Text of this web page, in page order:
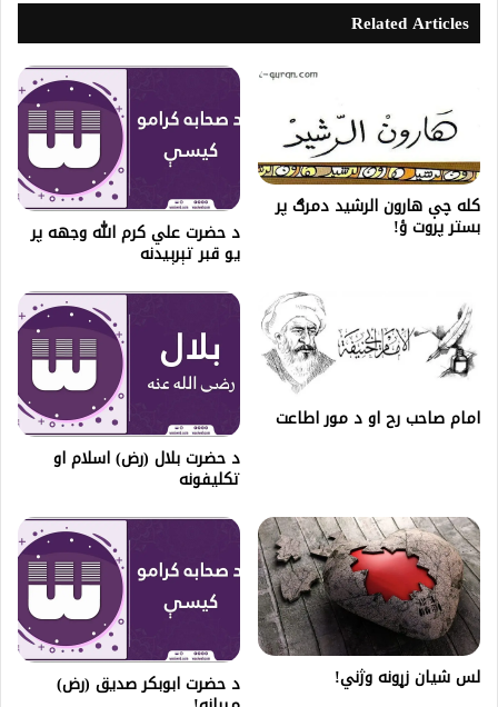
Related Articles
کله چې هارون الرشید دمرګ پر
بستر پروت ؤ! د حضرت علي کرم الله وجهه پر
يو قبر تېرېيدنه
امام صاحب رح او د مور اطاعت
د حضرت بلال (رض) اسلام او
تکليفونه
لس شیان زړونه وژني! د حضرت ابوبکر صدیق (رض)